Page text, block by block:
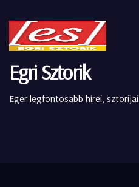
Egri Sztorik
Eger legfontosabb hírei, sztorijai